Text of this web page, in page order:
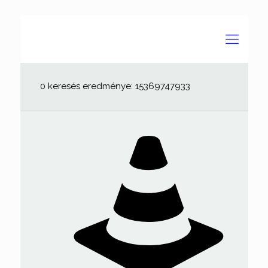
0 keresés eredménye: 15369747933